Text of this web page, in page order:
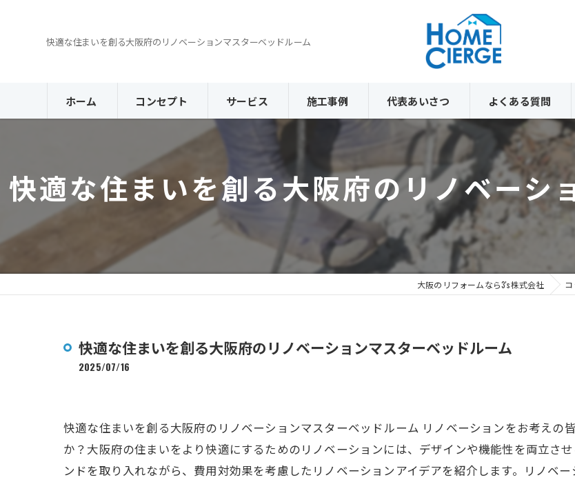
快適な住まいを創る大阪府のリノベーションマスターベッドルーム
ホーム コンセプト サービス 施工事例 代表あいさつ よくある質問
快適な住まいを創る大阪府のリノベーシ
大阪のリフォームなら3's株式会社
快適な住まいを創る大阪府のリノベーションマスターベッドルーム
2025/07/16
快適な住まいを創る大阪府のリノベーションマスターベッドルーム リノベーションをお考えの
か？大阪府の住まいをより快適にするためのリノベーションには、デザインや機能性を両立さ
ンドを取り入れながら、費用対効果を考慮したリノベーションアイデアを紹介します。リノベ